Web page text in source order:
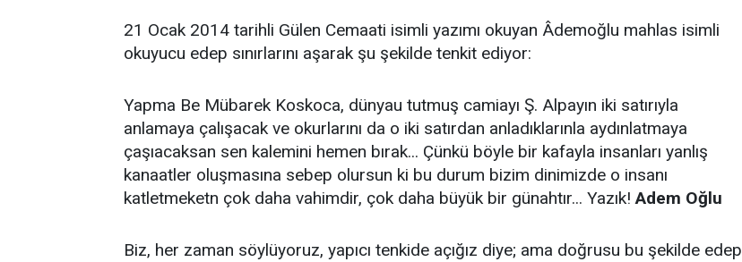
21 Ocak 2014 tarihli Gülen Cemaati isimli yazımı okuyan Âdemoğlu mahlas isimli
okuyucu edep sınırlarını aşarak şu şekilde tenkit ediyor:
Yapma Be Mübarek Koskoca, dünyau tutmuş camiayı Ş. Alpayın iki satırıyla
anlamaya çalışacak ve okurlarını da o iki satırdan anladıklarınla aydınlatmaya
çaşıacaksan sen kalemini hemen bırak... Çünkü böyle bir kafayla insanları yanlış
kanaatler oluşmasına sebep olursun ki bu durum bizim dinimizde o insanı
katletmeketn çok daha vahimdir, çok daha büyük bir günahtır... Yazık!Adem Oğlu
Biz, her zaman söylüyoruz, yapıcı tenkide açığız diye; ama doğrusu bu şekilde edep